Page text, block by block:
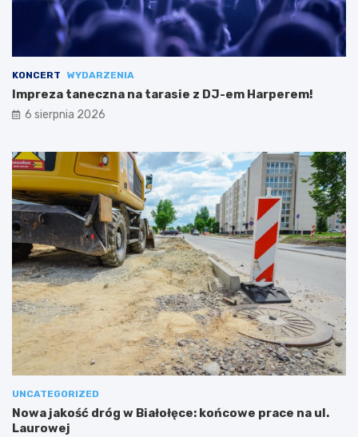
KONCERT WYDARZENIA
Impreza taneczna na tarasie z DJ-em Harperem!
6 sierpnia 2026
UNCATEGORIZED
Nowa jakość dróg w Białołęce: końcowe prace na ul.
Laurowej